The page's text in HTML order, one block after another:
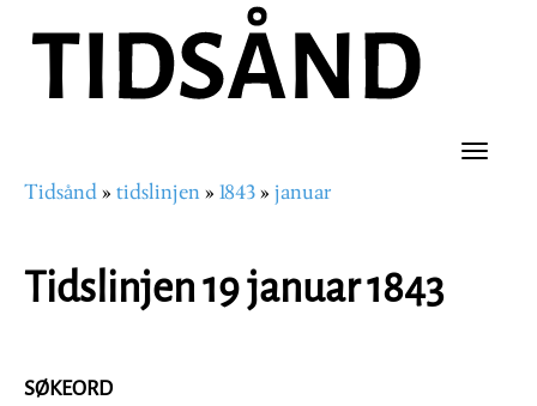
hovedinnhold
Toggle
Navigasjonssti
Tidsånd tidslinjen 1843 januar
Tidslinjen 19 januar 1843
SØKEORD